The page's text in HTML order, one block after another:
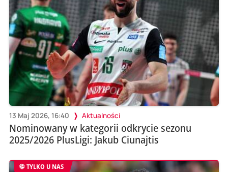
13 Maj 2026, 16:40 Aktualności
Nominowany w kategorii odkrycie sezonu
2025/2026 PlusLigi: Jakub Ciunajtis
TYLKO U NAS